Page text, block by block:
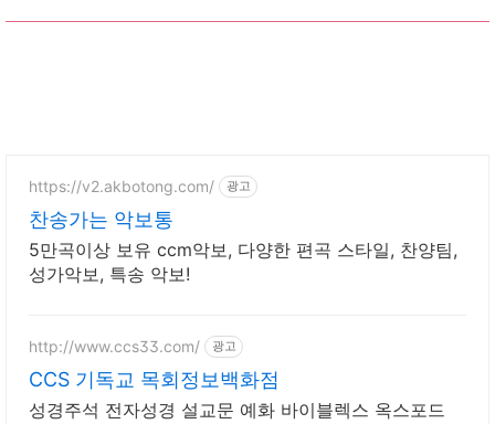
https://v2.akbotong.com/ 광고
찬송가는 악보통
5만곡이상 보유 ccm악보, 다양한 편곡 스타일, 찬양팀,
성가악보, 특송 악보!
http://www.ccs33.com/ 광고
CCS 기독교 목회정보백화점
성경주석 전자성경 설교문 예화 바이블렉스 옥스포드